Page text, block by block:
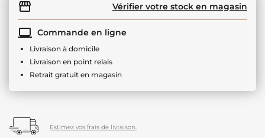
Vérifier votre stock en magasin
Commande en ligne
Livraison à domicile
Livraison en point relais
Retrait gratuit en magasin
Estimez vos frais de livraison.